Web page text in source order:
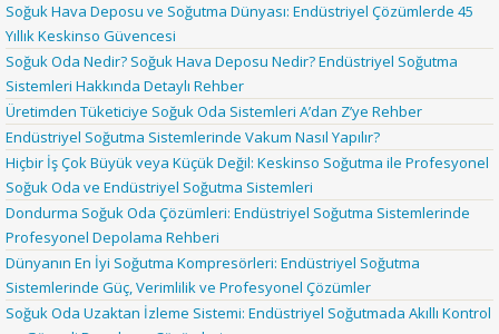
Soğuk Hava Deposu ve Soğutma Dünyası: Endüstriyel Çözümlerde 45
Yıllık Keskinso Güvencesi
Soğuk Oda Nedir? Soğuk Hava Deposu Nedir? Endüstriyel Soğutma
Sistemleri Hakkında Detaylı Rehber
Üretimden Tüketiciye Soğuk Oda Sistemleri A’dan Z’ye Rehber
Endüstriyel Soğutma Sistemlerinde Vakum Nasıl Yapılır?
Hiçbir İş Çok Büyük veya Küçük Değil: Keskinso Soğutma ile Profesyonel
Soğuk Oda ve Endüstriyel Soğutma Sistemleri
Dondurma Soğuk Oda Çözümleri: Endüstriyel Soğutma Sistemlerinde
Profesyonel Depolama Rehberi
Dünyanın En İyi Soğutma Kompresörleri: Endüstriyel Soğutma
Sistemlerinde Güç, Verimlilik ve Profesyonel Çözümler
Soğuk Oda Uzaktan İzleme Sistemi: Endüstriyel Soğutmada Akıllı Kontrol